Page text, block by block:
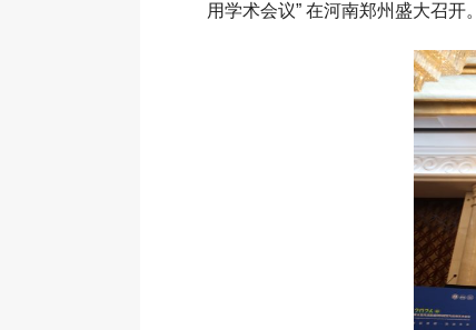
用学术会议” 在河南郑州盛大召开。